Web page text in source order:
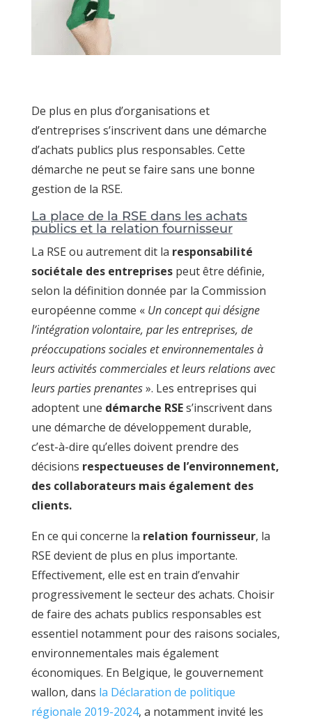
De plus en plus d’organisations et
d’entreprises s’inscrivent dans une démarche
d’achats publics plus responsables. Cette
démarche ne peut se faire sans une bonne
gestion de la RSE.
La place de la RSE dans les achats
publics et la relation fournisseur
La RSE ou autrement dit la responsabilité
sociétale des entreprisespeut être définie,
selon la définition donnée par la Commission
européenne comme « Un concept qui désigne
l’intégration volontaire, par les entreprises, de
préoccupations sociales et environnementales à
leurs activités commerciales et leurs relations avec
leurs parties prenantes». Les entreprises qui
adoptent une démarche RSEs’inscrivent dans
une démarche de développement durable,
c’est-à-dire qu’elles doivent prendre des
décisions respectueuses de l’environnement,
des collaborateurs mais également des
clients.
En ce qui concerne la relation fournisseur, la
RSE devient de plus en plus importante.
Effectivement, elle est en train d’envahir
progressivement le secteur des achats. Choisir
de faire des achats publics responsables est
essentiel notamment pour des raisons sociales,
environnementales mais également
économiques. En Belgique, le gouvernement
wallon, dans la Déclaration de politique
régionale 2019-2024, a notamment invité les